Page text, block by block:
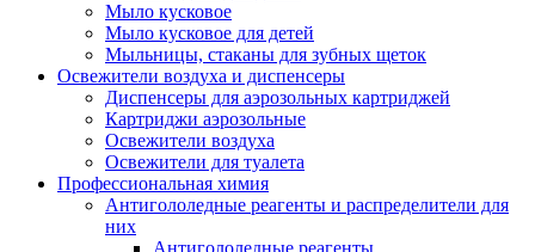
Мыло кусковое
Мыло кусковое для детей
Мыльницы, стаканы для зубных щеток
Освежители воздуха и диспенсеры
Диспенсеры для аэрозольных картриджей
Картриджи аэрозольные
Освежители воздуха
Освежители для туалета
Профессиональная химия
Антигололедные реагенты и распределители для
них
Антигололедные реагенты